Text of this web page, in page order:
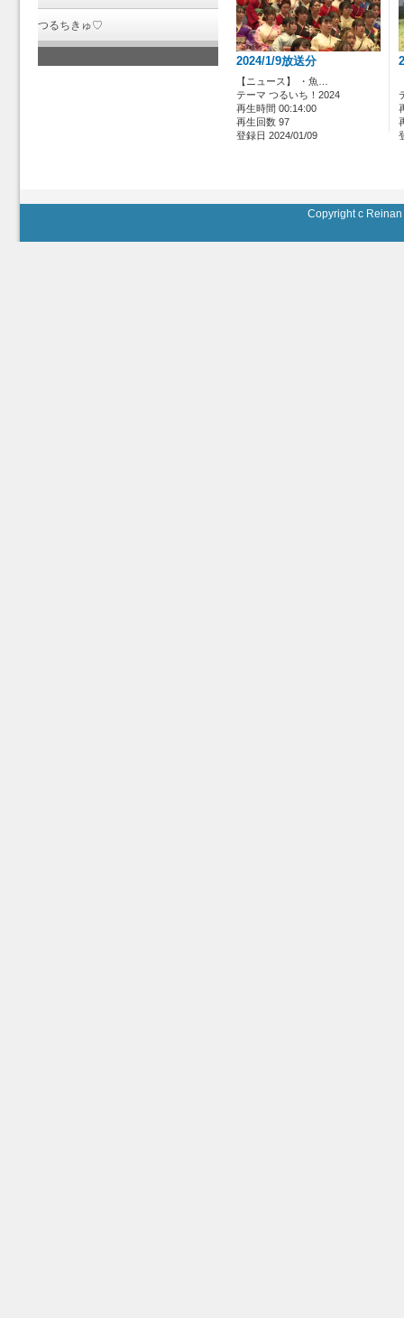
つるちきゅ♡
2024/1/9放送分
【ニュース】 ・魚…
テーマ つるいち！2024
再生時間 00:14:00
再生回数 97
登録日 2024/01/09
Copyright c